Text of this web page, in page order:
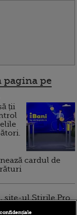
pagina pe
ții
cardul de
site-ul Știrile Pro